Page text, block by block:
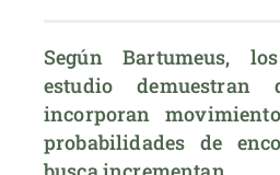
Según Bartumeus,
estudio demuestran
incorporan
probabilidades de